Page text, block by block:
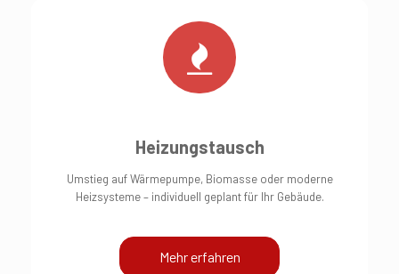
Heizungstausch
Umstieg auf Wärmepumpe, Biomasse oder moderne
Heizsysteme – individuell geplant für Ihr Gebäude.
Mehr erfahren